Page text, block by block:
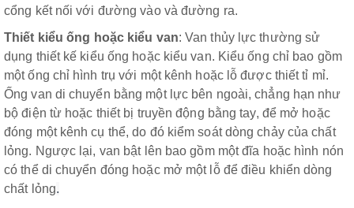
cổng kết nối với đường vào và đường ra.
Thiết kiểu ống hoặc kiểu van: Van thủy lực thường sử
dụng thiết kế kiểu ống hoặc kiểu van. Kiểu ống chỉ bao gồm
một ống chỉ hình trụ với một kênh hoặc lỗ được thiết tỉ mỉ.
Ống van di chuyển bằng một lực bên ngoài, chẳng hạn như
bộ điện từ hoặc thiết bị truyền động bằng tay, để mở hoặc
đóng một kênh cụ thể, do đó kiểm soát dòng chảy của chất
lỏng. Ngược lại, van bật lên bao gồm một đĩa hoặc hình nón
có thể di chuyển đóng hoặc mở một lỗ để điều khiển dòng
chất lỏng.